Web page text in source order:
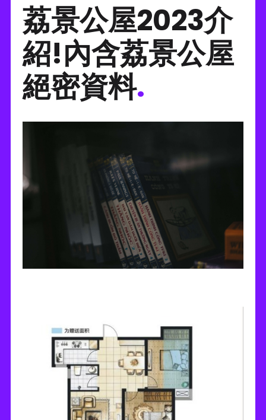
荔景公屋2023介
紹!內含荔景公屋
絕密資料.